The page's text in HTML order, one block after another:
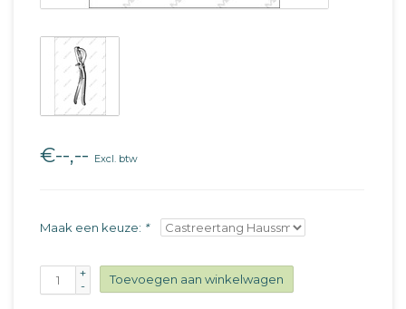
€--,-- Excl. btw
Maak een keuze: *
+
-
Toevoegen aan winkelwagen